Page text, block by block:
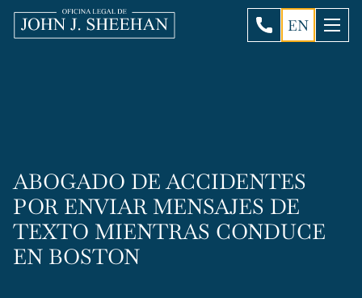
EN
ABOGADO DE ACCIDENTES
POR ENVIAR MENSAJES DE
TEXTO MIENTRAS CONDUCE
EN BOSTON